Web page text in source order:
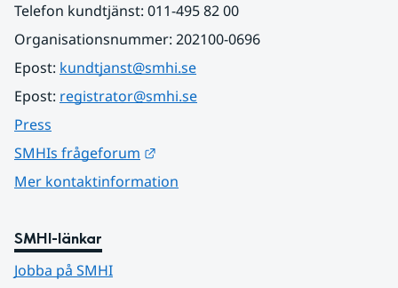
Telefon kundtjänst: 011-495 82 00
Organisationsnummer: 202100-0696
Epost: kundtjanst@smhi.se
Epost: registrator@smhi.se
Press
SMHIs frågeforum
Mer kontaktinformation
SMHI-länkar
Jobba på SMHI